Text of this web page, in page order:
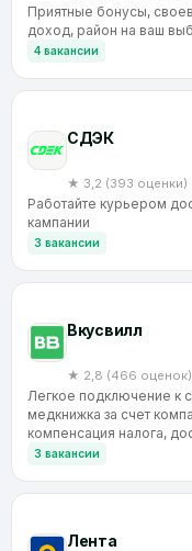
Приятные бонусы,
доход, район на ваш
4 вакансии
CДЭК
★ 3,2 (393 оценки)
Работайте курьером
кампании
3 вакансии
Вкусвилл
★ 2,8 (466 оценок)
Легкое подключение к
медкнижка за счет
компенсация налога,
3 вакансии
Лента